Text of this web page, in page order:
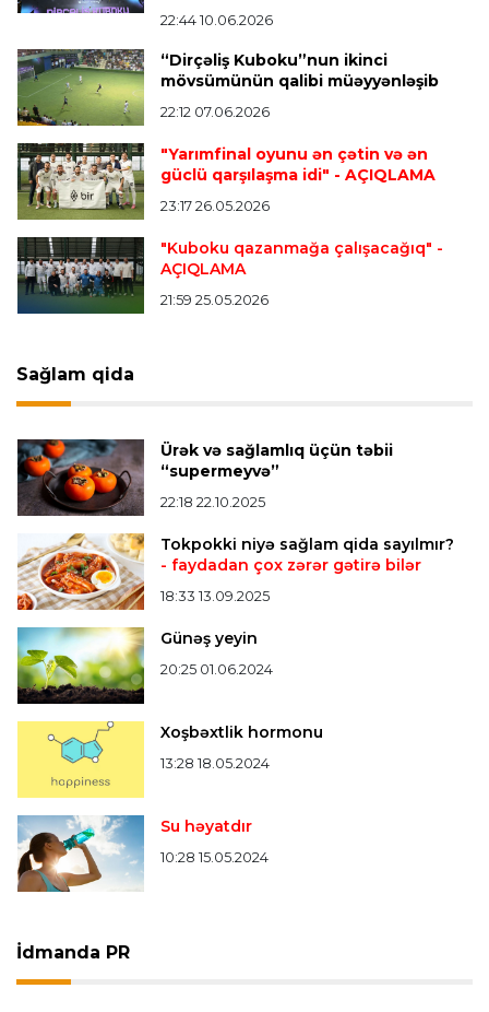
Alexandre Pato İngiltərə klubunun prezidenti
Transfer 23:08 06.08.2026
"Qalatasaray" Leaunun alternativini "Arsenal"da
tapdı
Offside 23:04 06.08.2026
Çimərlik voleybolu üzrə ölkə çempionatında
finalçılar müəyyənləşdi
Konfrans liqası
"Qarabağ" "Dinamo"ya minimal hesabla uduzdu
Bütün xəbərlər >>>
22:44 10.06.2026
“Dirçəliş Kuboku”nun ikinci
mövsümünün qalibi müəyyənləşib
22:12 07.06.2026
"Yarımfinal oyunu ən çətin və ən
güclü qarşılaşma idi" - AÇIQLAMA
23:17 26.05.2026
"Kuboku qazanmağa çalışacağıq" -
AÇIQLAMA
21:59 25.05.2026
Sağlam qida
Ürək və sağlamlıq üçün təbii
“supermeyvə”
22:18 22.10.2025
Tokpokki niyə sağlam qida sayılmır?
- faydadan çox zərər gətirə bilər
18:33 13.09.2025
Günəş yeyin
20:25 01.06.2024
Xoşbəxtlik hormonu
13:28 18.05.2024
Su həyatdır
10:28 15.05.2024
İdmanda PR